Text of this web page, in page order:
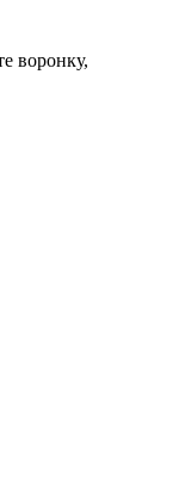
воронку,